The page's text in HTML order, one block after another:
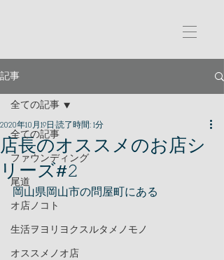
記事
全ての記事
ファウンディング
尾道
オ店ノコト
生活ヲヨリヨクスルタメノモノ
オススメノオ店
全ての記事
店長のオススメのお店シ
リーズ#𝟸
2020年10月19日 読了時間: 1分
岡山県岡山市の問屋町にある